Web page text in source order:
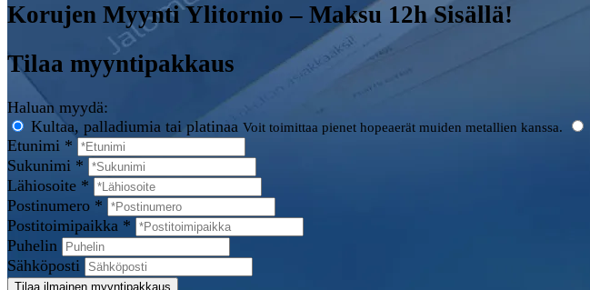
Korujen Myynti Ylitornio – Maksu 12h Sisällä!
Tilaa myyntipakkaus
Haluan myydä:
Kultaa, palladiumia tai platinaa Voit toimittaa pienet hopeaerät muiden metallien kanssa.
Etunimi *
Sukunimi *
Lähiosoite *
Postinumero *
Postitoimipaikka *
Puhelin
Sähköposti
Tilaa ilmainen myyntipakkaus